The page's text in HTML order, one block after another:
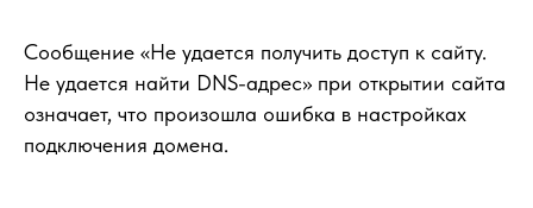
Сообщение «Не удается получить доступ к сайту.
Не удается найти DNS-адрес» при открытии сайта
означает, что произошла ошибка в настройках
подключения домена.